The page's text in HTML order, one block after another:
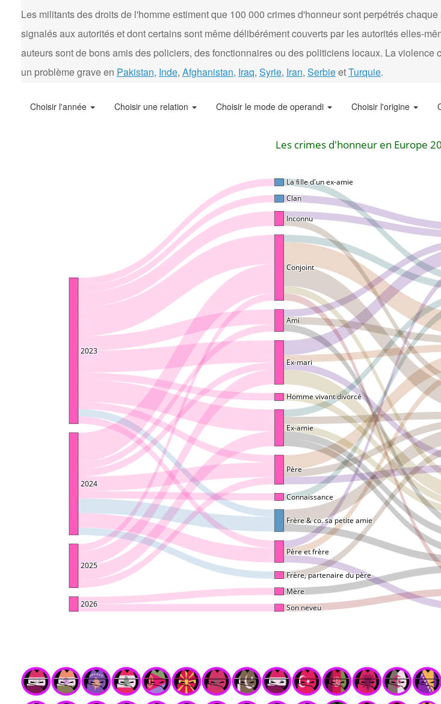
Les militants des droits de l'homme estiment que 100 000 crimes d'honneur sont perpétrés
signalés aux autorités et dont certains sont même délibérément couverts par les autorités elles-
auteurs sont de bons amis des policiers, des fonctionnaires ou des politiciens locaux. La violence
un problème grave en Pakistan, Inde, Afghanistan, Iraq, Syrie, Iran, SerbieetTurquie.